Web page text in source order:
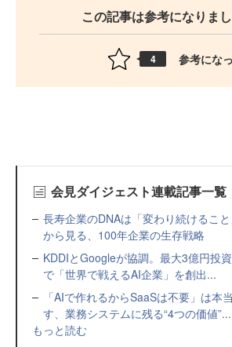
この記事は参考になりま
4 参考にな
会見ダイジェスト連載記事一覧
長寿企業のDNAは「変わり続けるこ
から見る、100年企業の生存戦略
KDDIとGoogleが協調。最大3億円投
で「世界で戦えるAI企業」を創出...
「AIで作れるからSaaSは不要」は本
す、業務システムに残る“4つの価値”...
もっと読む